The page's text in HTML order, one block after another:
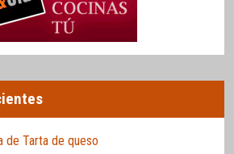
de Tarta de queso